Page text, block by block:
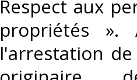
Respect aux
propriétés
l'arrestation de